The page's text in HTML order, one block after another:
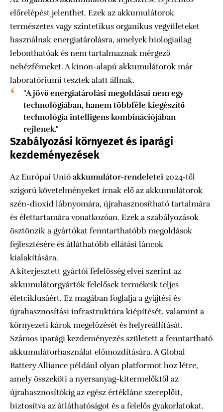
előrelépést jelenthet. Ezek az akkumulátorok
természetes vagy szintetikus organikus vegyületeket
használnak energiatárolásra, amelyek biologiailag
lebonthatóak és nem tartalmaznak mérgező
nehézfémeket. A kinon-alapú akkumulátorok már
laboratóriumi tesztek alatt állnak.
"A jövő energiatárolási megoldásai nem egy
technológiában, hanem többféle kiegészítő
technológia intelligens kombinációjában
rejlenek."
Szabályozási környezet és iparági
kezdeményezések
Az Európai Unió akkumulátor-rendeletei 2024-től
szigorú követelményeket írnak elő az akkumulátorok
szén-dioxid lábnyomára, újrahasznosítható tartalmára
és élettartamára vonatkozóan. Ezek a szabályozások
ösztönzik a gyártókat fenntarthatóbb megoldások
fejlesztésére és átláthatóbb ellátási láncok
kialakítására.
A kiterjesztett gyártói felelősség elvei szerint az
akkumulátorgyártók felelősek termékeik teljes
életciklusáért. Ez magában foglalja a gyűjtési és
újrahasznosítási infrastruktúra kiépítését, valamint a
környezeti károk megelőzését és helyreállítását.
Számos iparági kezdeményezés született a fenntartható
akkumulátorhasználat előmozdítására. A Global
Battery Alliance például olyan platformot hoz létre,
amely összeköti a nyersanyag-kitermelőktől az
újrahasznosítókig az egész értéklánc szereplőit,
biztosítva az átláthatóságot és a felelős gyakorlatokat.